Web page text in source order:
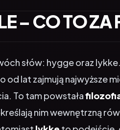
lat zajmują najwyższe
To tam powstała
nim wewnętrzną
lykketo podejście,